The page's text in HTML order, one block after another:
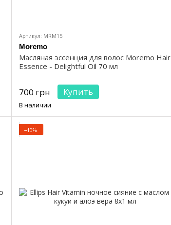
Артикул: MRM15
Moremo
Масляная эссенция для волос Moremo Hair
Essence - Delightful Oil 70 мл
700 грн Купить
В наличии
−10%